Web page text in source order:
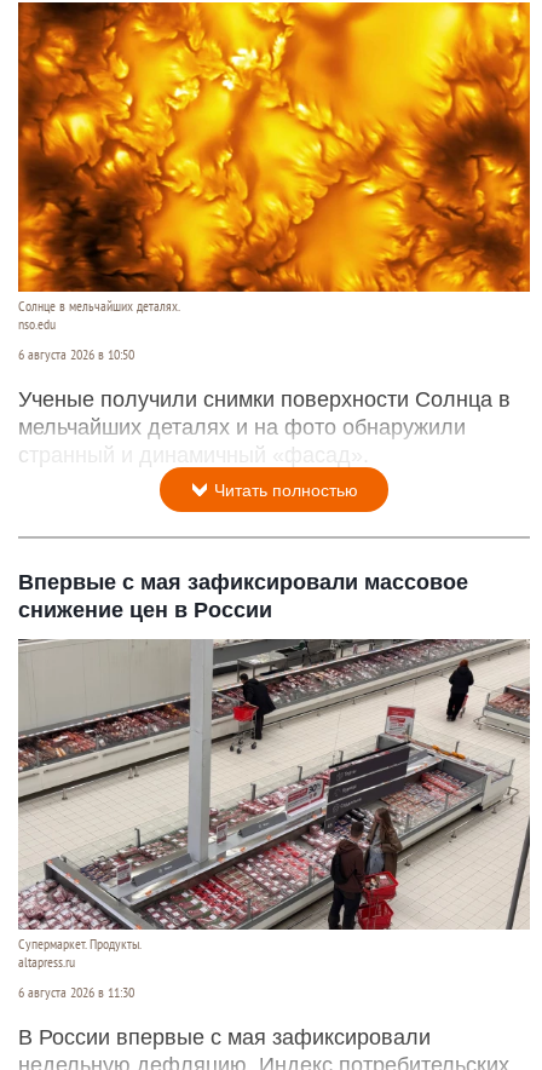
Солнце в мельчайших деталях.
nso.edu
6 августа 2026 в 10:50
Ученые получили снимки поверхности Солнца в
мельчайших деталях и на фото обнаружили
странный и динамичный «фасад».
Читать полностью
Впервые с мая зафиксировали массовое
снижение цен в России
Супермаркет. Продукты.
altapress.ru
6 августа 2026 в 11:30
В России впервые с мая зафиксировали
недельную дефляцию. Индекс потребительских